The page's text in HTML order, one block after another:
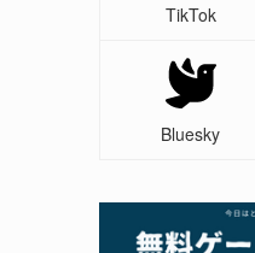
TikTok
Bluesky